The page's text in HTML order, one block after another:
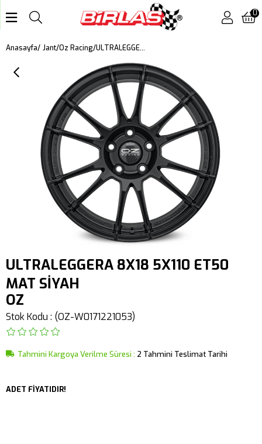
0
Anasayfa Jant Oz Racing ULTRALEGGERA 8X18 5X110 ET50 MAT SİYAH
ULTRALEGGERA 8X18 5X110 ET50
MAT SİYAH
OZ
Stok Kodu (OZ-W0171221053)
Tahmini Kargoya Verilme Süresi : 2 Tahmini Teslimat Tarihi
ADET FİYATIDIR!